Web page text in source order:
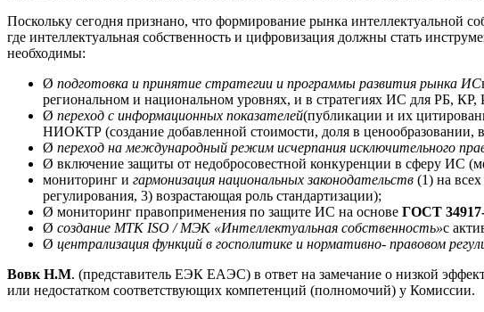
Поскольку сегодня признано, что формирование рынка интеллектуальной
где интеллектуальная собственность и цифровизация должны стать
необходимы:
Ø подготовка и принятие стратегии и программы развития рынка ИС
региональном и национальном уровнях, и в стратегиях ИС для РБ, КР,
Ø переход с информационных показателей(публикации и их
НИОКТР (создание добавленной стоимости, доля в ценообразовании,
Ø переход на международный режим исчерпания исключительного
Ø включение защиты от недобросовестной конкуренции в сферу ИС
мониторинг и гармонизация национальных законодательств (1) на
регулирования, 3) возрастающая роль стандартизации);
Ø мониторинг правоприменения по защите ИС на основе ГОСТ
Ø создание МТК ISO / МЭК «Интеллектуальная собственность»с
Ø централизация функций в госполитике и нормативно- правовом
Вовк Н.М. (представитель ЕЭК ЕАЭС) в ответ на замечание о низкой
или недостатком соответствующих компетенций (полномочий) у Комиссии.